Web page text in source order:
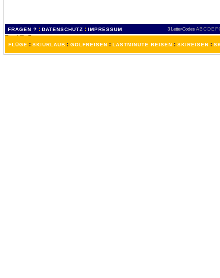
FRAGEN ? : DATENSCHUTZ : IMPRESSUM 3 Letter-Codes ABCDEF
FLÜGE : SKIURLAUB : GOLFREISEN : LASTMINUTE REISEN : SKIREISEN :